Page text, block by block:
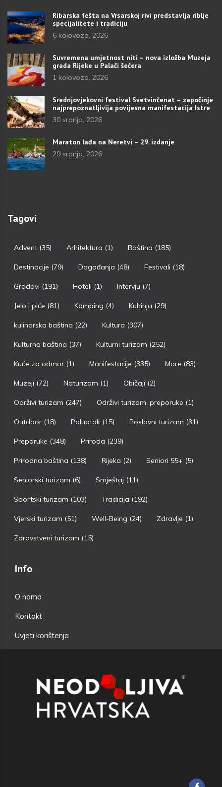
Ribarska fešta na Vrsarskoj rivi predstavlja riblje
specijalitete i tradiciju
6 kolovoza, 2026
Suvremena umjetnost niti – nova izložba Muzeja
grada Rijeke u Palači šećera
1 kolovoza, 2026
Srednjovjekovni festival Svetvinčenat – započinje
najprepoznatljivija povijesna manifestacija Istre
30 srpnja, 2026
Maraton lađa na Neretvi – 29. izdanje
29 srpnja, 2026
Tagovi
Advent (35) Arhitektura (1) Baština (185)
Destinacije (79) Događanja (48) Festivali (18)
Gradovi (191) Hoteli (1) Intervju (7)
Jelo i piće (81) Kamping (4) Kuhinja (29)
kulinarska baština (22) Kultura (307)
Kulturna baština (37) Kulturni turizam (252)
Kuće za odmor (1) Manifestacije (335) More (83)
Muzeji (72) Naturizam (1) Običaji (2)
Održivi turizam (247) Održivi turizam. preporuke (1)
Outdoor (18) Poluotok (15) Poslovni turizam (31)
Preporuke (348) Priroda (239)
Prirodna baština (138) Rijeka (2) Seniori 55+ (5)
Seniorski turizam (6) Smještaj (11)
Sportski turizam (103) Tradicija (192)
Vjerski turizam (51) Well-Being (24) Zdravlje (1)
Zdravstveni turizam (15)
Info
O nama
Kontakt
Uvjeti korištenja